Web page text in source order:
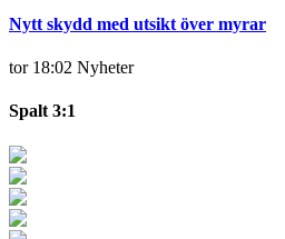
Nytt skydd med utsikt över myrar
tor 18:02 Nyheter
Spalt 3:1